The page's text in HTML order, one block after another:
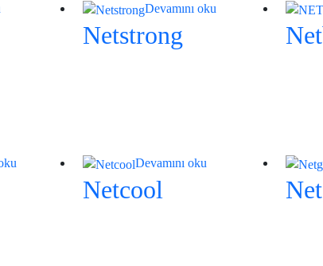
Devamını oku
Netstrong
Devamını oku
Netcool